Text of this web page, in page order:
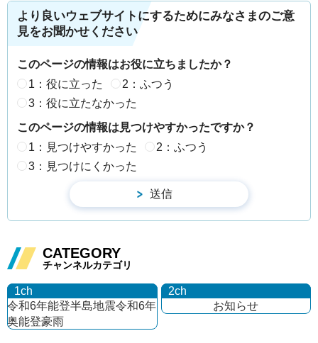
より良いウェブサイトにするためにみなさまのご意
見をお聞かせください
このページの情報はお役に立ちましたか？
1：役に立った
2：ふつう
3：役に立たなかった
このページの情報は見つけやすかったですか？
1：見つけやすかった
2：ふつう
3：見つけにくかった
CATEGORY
チャンネルカテゴリ
1ch
令和6年能登半島地震令和6年
奥能登豪雨
2ch
お知らせ